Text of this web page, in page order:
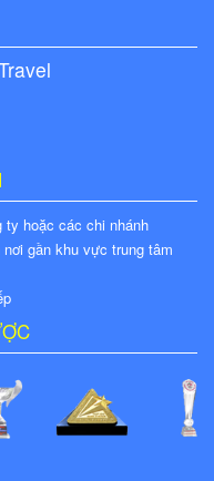
ty hoặc các chi nhánh
gần khu vực trung tâm